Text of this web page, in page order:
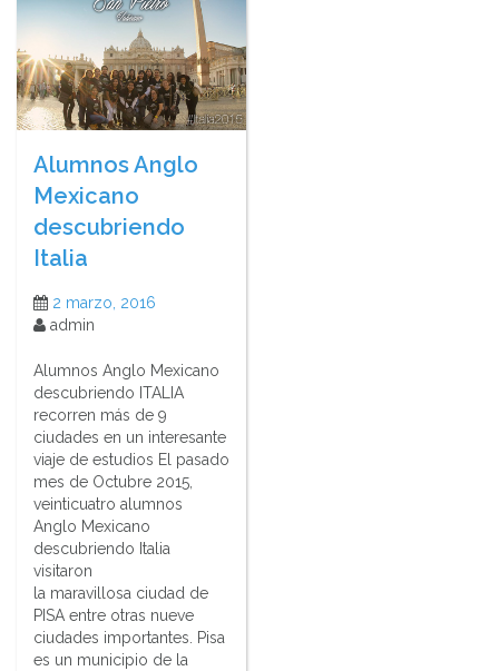
Alumnos Anglo
Mexicano
descubriendo
Italia
2 marzo, 2016
admin
Alumnos Anglo Mexicano
descubriendo ITALIA
recorren más de 9
ciudades en un interesante
viaje de estudios El pasado
mes de Octubre 2015,
veinticuatro alumnos
Anglo Mexicano
descubriendo Italia
visitaron
la maravillosa ciudad de
PISA entre otras nueve
ciudades importantes. Pisa
es un municipio de la